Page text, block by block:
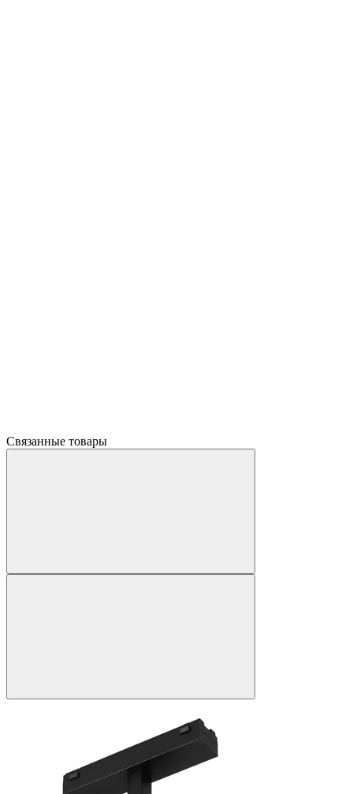
Связанные товары